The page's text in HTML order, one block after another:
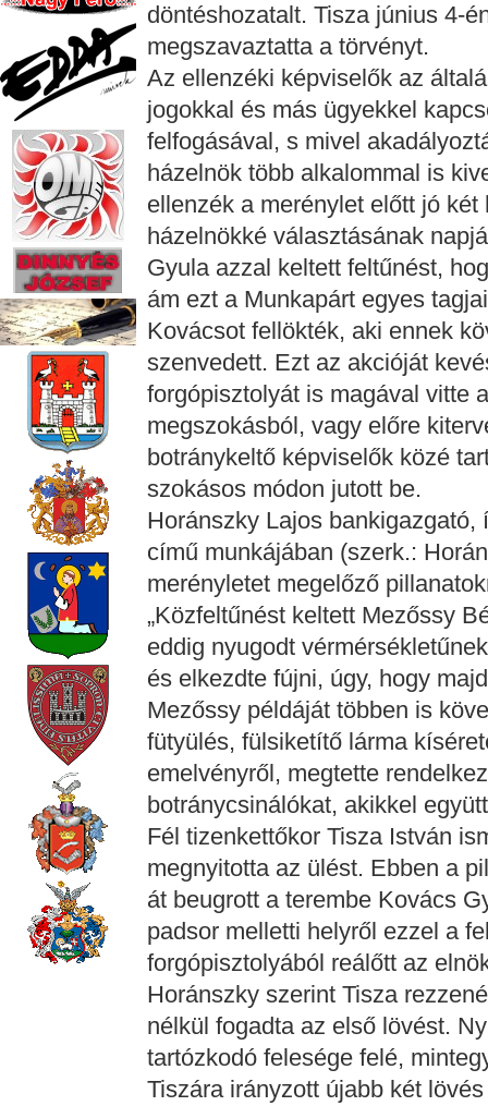
döntéshozatalt. Tisza június 4-
megszavaztatta a törvényt.
Az ellenzéki képviselők az
jogokkal és más ügyekkel
felfogásával, s mivel
házelnök több alkalommal is
ellenzék a merénylet előtt jó
házelnökké választásának
Gyula azzal keltett feltűnést,
ám ezt a Munkapárt egyes
Kovácsot fellökték, aki ennek
szenvedett. Ezt az akcióját
forgópisztolyát is magával vitte
megszokásból, vagy előre
botránykeltő képviselők közé
szokásos módon jutott be.
Horánszky Lajos
című munkájában (szerk.:
merényletet megelőző
„Közfeltűnést keltett Mezőssy
eddig nyugodt
és elkezdte fújni, úgy, hogy
Mezőssy példáját többen is
fütyülés, fülsiketítő lárma
emelvényről, megtette
botránycsinálókat, akikkel
Fél tizenkettőkor Tisza István
megnyitotta az ülést. Ebben a
át beugrott a terembe Kovács
padsor melletti helyről ezzel a
forgópisztolyából reálőtt az
Horánszky szerint Tisza
nélkül fogadta az első lövést.
tartózkodó felesége felé,
Tiszára irányzott újabb két